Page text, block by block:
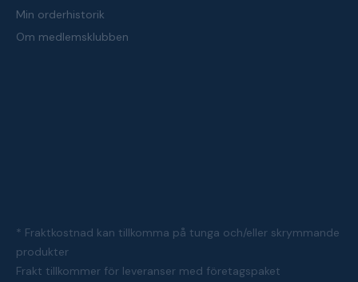
Min orderhistorik
Om medlemsklubben
* Fraktkostnad kan tillkomma på tunga och/eller skrymmande
produkter
Frakt tillkommer för leveranser med företagspaket